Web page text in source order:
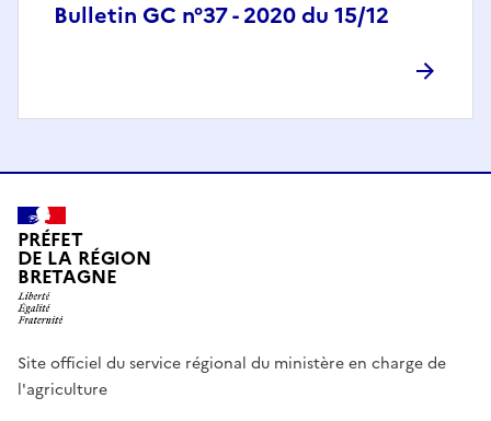
Bulletin GC n°37 - 2020 du 15/12
PRÉFET
DE LA RÉGION
BRETAGNE
Site officiel du service régional du ministère en charge de
l'agriculture